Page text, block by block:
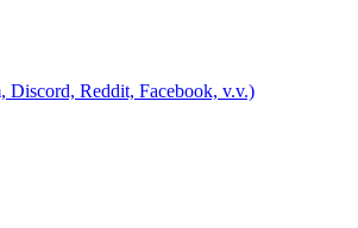
Discord, Reddit, Facebook, v.v.)